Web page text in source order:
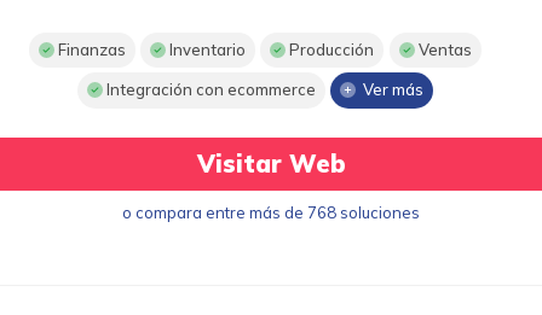
Finanzas Inventario Producción Ventas
Integración con ecommerce Ver más
Visitar Web
o compara entre más de 768 soluciones